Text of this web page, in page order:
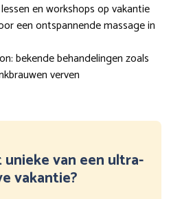
en workshops op vakantie
een ontspannende massage in
bekende behandelingen zoals
verven
van een ultra-
vakantie?